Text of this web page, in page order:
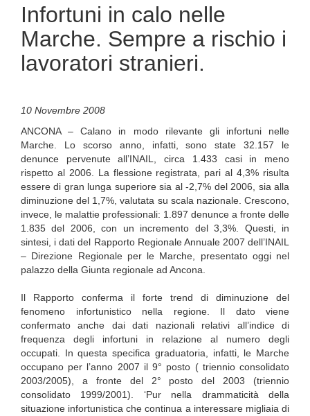
Infortuni in calo nelle
Marche. Sempre a rischio i
lavoratori stranieri.
10 Novembre 2008
ANCONA – Calano in modo rilevante gli infortuni nelle
Marche. Lo scorso anno, infatti, sono state 32.157 le
denunce pervenute all’INAIL, circa 1.433 casi in meno
rispetto al 2006. La flessione registrata, pari al 4,3% risulta
essere di gran lunga superiore sia al -2,7% del 2006, sia alla
diminuzione del 1,7%, valutata su scala nazionale. Crescono,
invece, le malattie professionali: 1.897 denunce a fronte delle
1.835 del 2006, con un incremento del 3,3%. Questi, in
sintesi, i dati del Rapporto Regionale Annuale 2007 dell’INAIL
– Direzione Regionale per le Marche, presentato oggi nel
palazzo della Giunta regionale ad Ancona.
Il Rapporto conferma il forte trend di diminuzione del
fenomeno infortunistico nella regione. Il dato viene
confermato anche dai dati nazionali relativi all’indice di
frequenza degli infortuni in relazione al numero degli
occupati. In questa specifica graduatoria, infatti, le Marche
occupano per l’anno 2007 il 9° posto ( triennio consolidato
2003/2005), a fronte del 2° posto del 2003 (triennio
consolidato 1999/2001). ‘Pur nella drammaticità della
situazione infortunistica che continua a interessare migliaia di